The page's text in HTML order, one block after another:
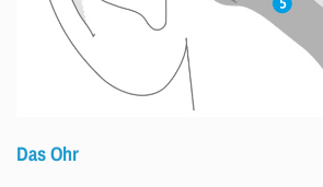
Das Ohr